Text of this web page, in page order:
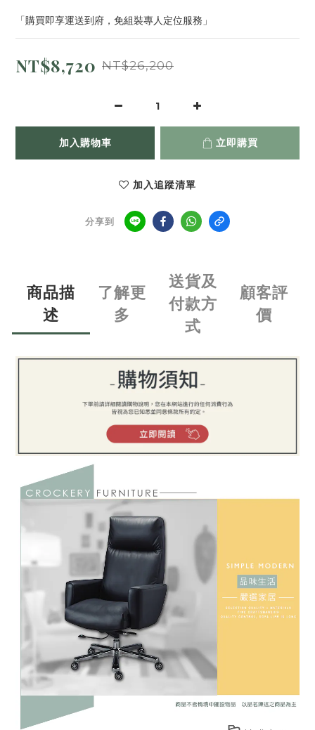
「購買即享運送到府，免組裝專人定位服務」
NT$8,720 NT$26,200
加入購物車 立即購買
加入追蹤清單
分享到
商品描
述
了解更
多
送貨及
付款方
式
顧客評
價